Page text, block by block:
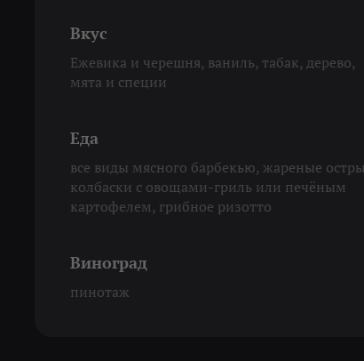
Вкус
Ежевика и черешня, ваниль, табак, дерево,
мята и специи
Еда
все виды мясного барбекью, жареные
колбаски с овощами-гриль или печёным
картофелем, грибное ризотто
Виноград
пинотаж